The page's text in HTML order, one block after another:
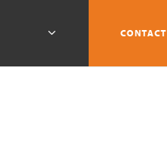
CONTACT